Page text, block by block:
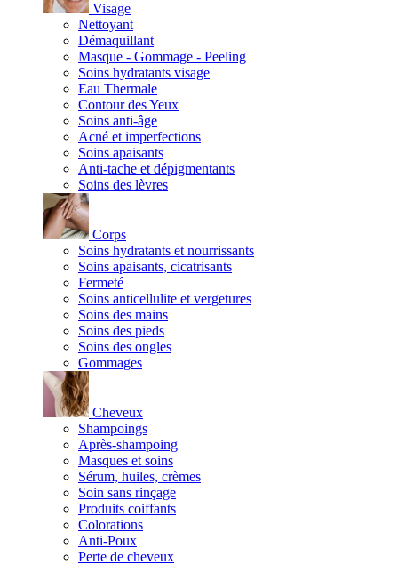
Visage
Nettoyant
Démaquillant
Masque - Gommage - Peeling
Soins hydratants visage
Eau Thermale
Contour des Yeux
Soins anti-âge
Acné et imperfections
Soins apaisants
Anti-tache et dépigmentants
Soins des lèvres
Corps
Soins hydratants et nourrissants
Soins apaisants, cicatrisants
Fermeté
Soins anticellulite et vergetures
Soins des mains
Soins des pieds
Soins des ongles
Gommages
Cheveux
Shampoings
Après-shampoing
Masques et soins
Sérum, huiles, crèmes
Soin sans rinçage
Produits coiffants
Colorations
Anti-Poux
Perte de cheveux